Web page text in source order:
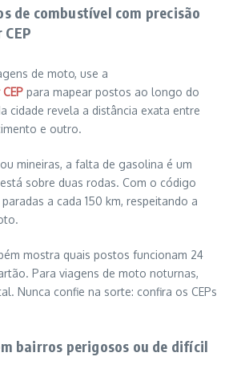
de combustível com precisão
de moto, use a
para mapear postos ao longo do
cidade revela a distância exata entre
e outro.
mineiras, a falta de gasolina é um
sobre duas rodas. Com o código
a cada 150 km, respeitando a
mostra quais postos funcionam 24
Para viagens de moto noturnas,
Nunca confie na sorte: confira os CEPs
bairros perigosos ou de difícil